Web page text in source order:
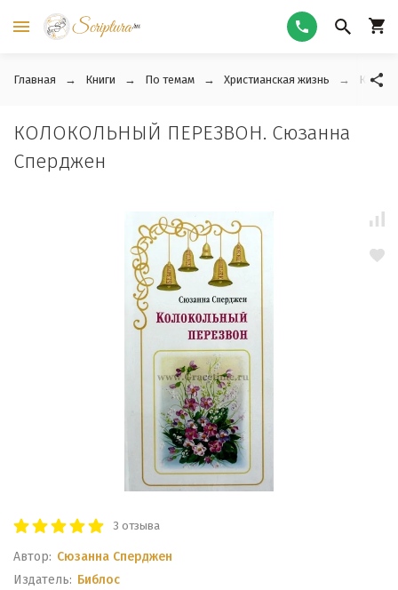
Главная Книги По темам Христианская жизнь
КОЛОКОЛЬНЫЙ ПЕРЕЗВОН. Сюзанна
Сперджен
3 отзыва
Автор: Сюзанна Сперджен
Издатель: Библос